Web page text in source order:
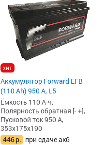
хит
Аккумулятор Forward EFB
(110 Ah) 950 А, L5
Ёмкость 110 А·ч,
Полярность обратная [- +],
Пусковой ток 950 А,
353x175x190
446р. при сдаче акб